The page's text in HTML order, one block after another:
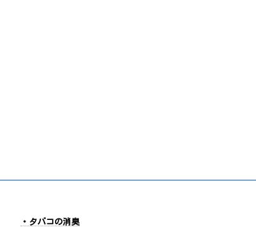
・タバコの消臭